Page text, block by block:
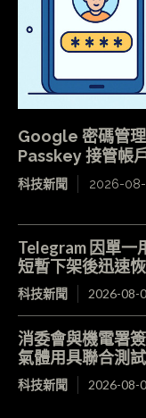
Google 密碼管
Passkey 接管帳
科技新聞 2026-
Telegram 因單一
短暫下架後迅速
科技新聞 2026-08-
消委會與機電署
氣體用具聯合測
科技新聞 2026-08-